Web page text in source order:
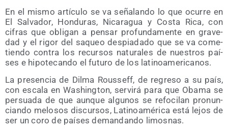
En el mis­mo artícu­lo se va seña­lan­do lo que ocu­rre en
El Sal­va­dor, Hon­du­ras, Nica­ra­gua y Cos­ta Rica, con
cifras que obli­gan a pen­sar pro­fun­da­men­te en gra­ve­
dad y el rigor del saqueo des­pia­da­do que se va come­
tien­do con­tra los recur­sos natu­ra­les de nues­tros paí­
ses e hipo­te­can­do el futu­ro de los latinoamericanos.
La pre­sen­cia de Dil­ma Rous­seff, de regre­so a su país,
con esca­la en Washing­ton, ser­vi­rá para que Oba­ma se
per­sua­da de que aun­que algu­nos se refo­ci­lan pro­nun­
cian­do melo­sos dis­cur­sos, Lati­noa­mé­ri­ca está lejos de
ser un coro de paí­ses deman­dan­do limosnas.